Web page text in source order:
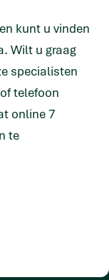
kunt u vinden
Wilt u graag
specialisten
telefoon
online 7
te